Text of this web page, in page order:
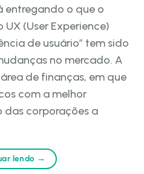
entregando o que o
(User Experience)
de usuário” tem sido
no mercado. A
de finanças, em que
com a melhor
das corporações a
lendo →